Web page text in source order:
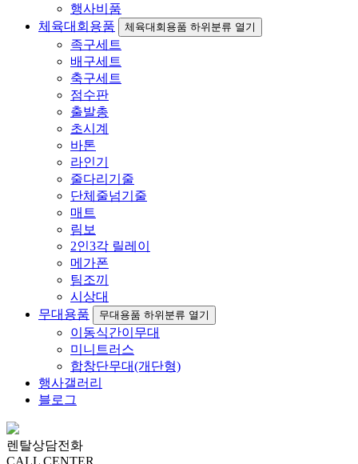
행사비품
체육대회용품
체육대회용품 하위분류 열기
족구세트
배구세트
축구세트
점수판
출발총
초시계
바톤
라인기
줄다리기줄
단체줄넘기줄
매트
림보
2인3각 릴레이
메가폰
팀조끼
시상대
무대용품
무대용품 하위분류 열기
이동식간이무대
미니트러스
합창단무대(개단형)
행사갤러리
블로그
렌탈상담전화
CALL CENTER